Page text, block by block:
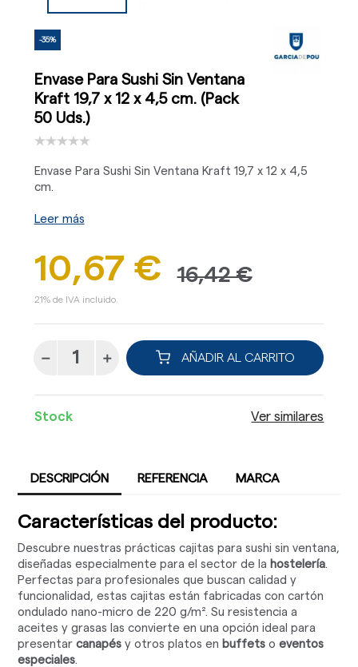
-35%
Envase Para Sushi Sin Ventana
Kraft 19,7 x 12 x 4,5 cm. (Pack
50 Uds.)
Envase Para Sushi Sin Ventana Kraft 19,7 x 12 x 4,5
cm.
Leer más
10,67 € 16,42 €
21% de IVA incluido.
AÑADIR AL CARRITO
Stock Ver similares
DESCRIPCIÓN REFERENCIA MARCA
Características del producto:
Descubre nuestras prácticas cajitas para sushi sin ventana,
diseñadas especialmente para el sector de la hostelería.
Perfectas para profesionales que buscan calidad y
funcionalidad, estas cajitas están fabricadas con cartón
ondulado nano-micro de 220 g/m². Su resistencia a
aceites y grasas las convierte en una opción ideal para
presentarcanapés y otros platos en buffets oeventos
especiales.